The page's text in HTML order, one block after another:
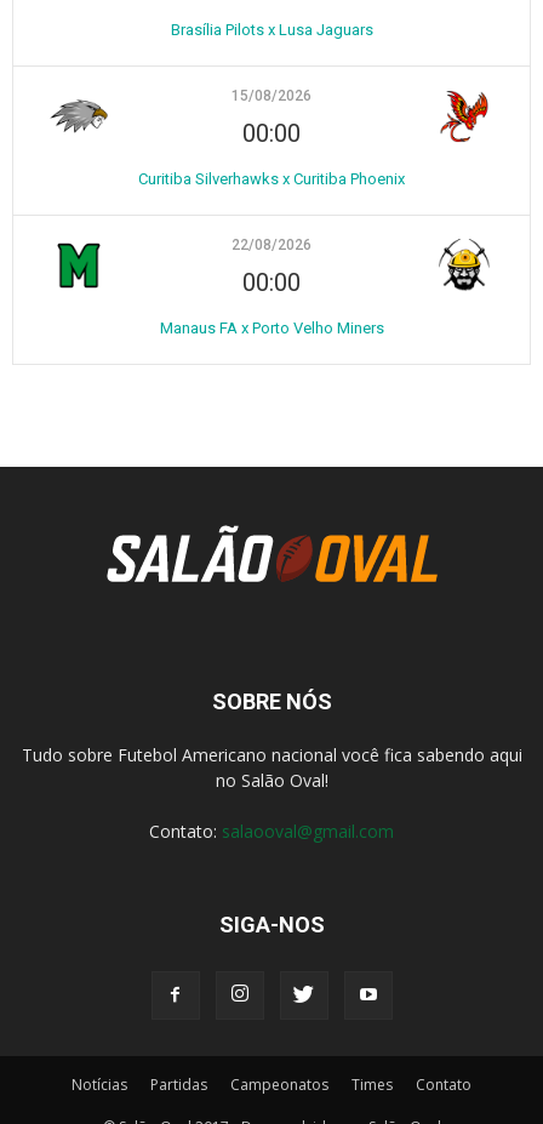
Brasília Pilots x Lusa Jaguars
15/08/2026
00:00
Curitiba Silverhawks x Curitiba Phoenix
22/08/2026
00:00
Manaus FA x Porto Velho Miners
SOBRE NÓS
Tudo sobre Futebol Americano nacional você fica sabendo aqui
no Salão Oval!
Contato: salaooval@gmail.com
SIGA-NOS
Notícias Partidas Campeonatos Times Contato